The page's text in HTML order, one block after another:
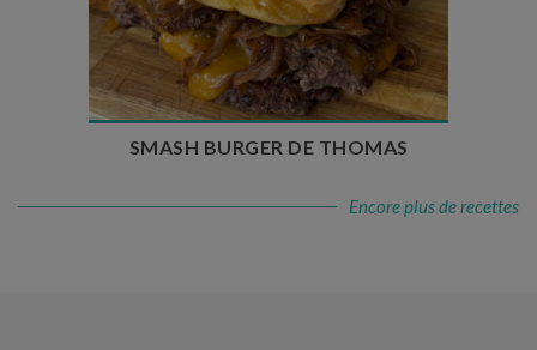
Temps de préparation : 20 min
Temps de cuisson : 5 à 10 min
Nombre de couverts : 4
SMASH BURGER DE THOMAS
Encore plus de recettes